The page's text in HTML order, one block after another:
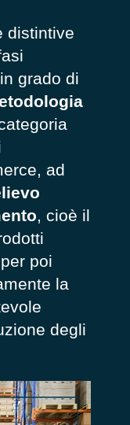
distintive
grado di
ad
, cioè il
poi
la
degli